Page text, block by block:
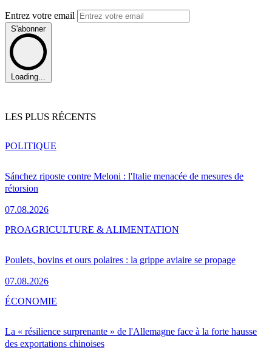
Entrez votre email
S'abonner
Loading...
LES PLUS RÉCENTS
Sánchez riposte contre Meloni : l'Italie menacée de mesures de
rétorsion
07.08.2026
POLITIQUE
Poulets, bovins et ours polaires : la grippe aviaire se propage
07.08.2026
PROAGRICULTURE & ALIMENTATION
La « résilience surprenante » de l'Allemagne face à la forte hausse
des exportations chinoises
ÉCONOMIE